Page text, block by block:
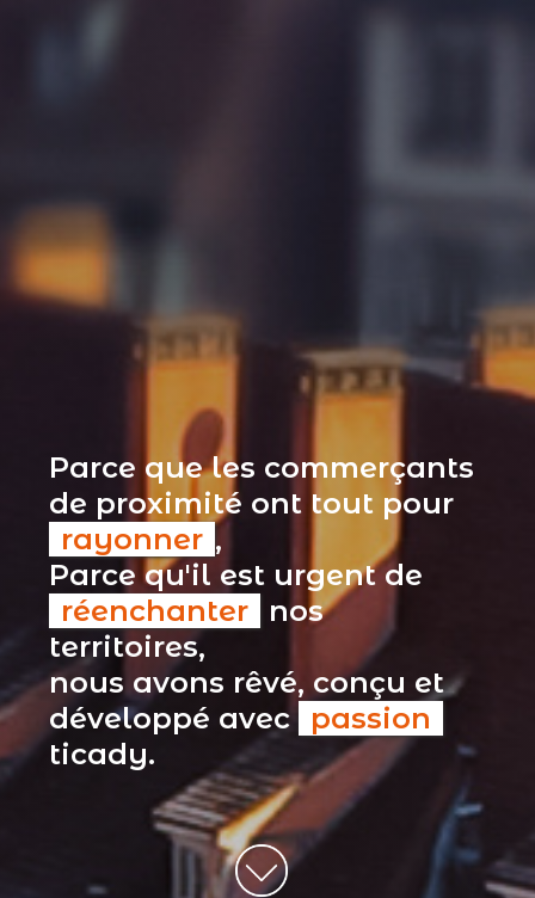
Parce que les commerçants
de proximité ont tout pour
rayonner ,
Parce qu'il est urgent de
réenchanter
nos
territoires,
nous avons rêvé, conçu et
développé avec passion
ticady.